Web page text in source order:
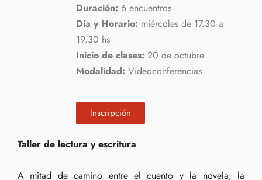
Duración: 6 encuentros
Día y Horario: miércoles de 17.30 a
19.30 hs
Inicio de clases: 20 de octubre
Modalidad: Videoconferencias
Inscripción
Taller de lectura y escritura
A mitad de camino entre el cuento y la novela, la